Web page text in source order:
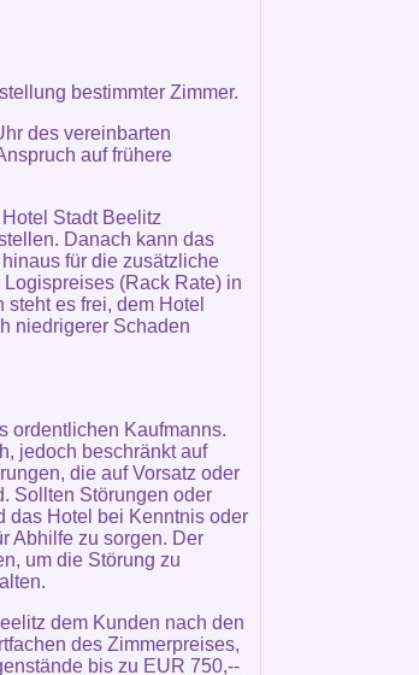
bestimmter Zimmer.
des vereinbarten
auf frühere
Stadt Beelitz
Danach kann das
für die zusätzliche
(Rack Rate) in
es frei, dem Hotel
niedrigerer Schaden
ordentlichen Kaufmanns.
jedoch beschränkt auf
die auf Vorsatz oder
Sollten Störungen oder
das Hotel bei Kenntnis oder
Abhilfe zu sorgen. Der
um die Störung zu
dem Kunden nach den
des Zimmerpreises,
bis zu EUR 750,--